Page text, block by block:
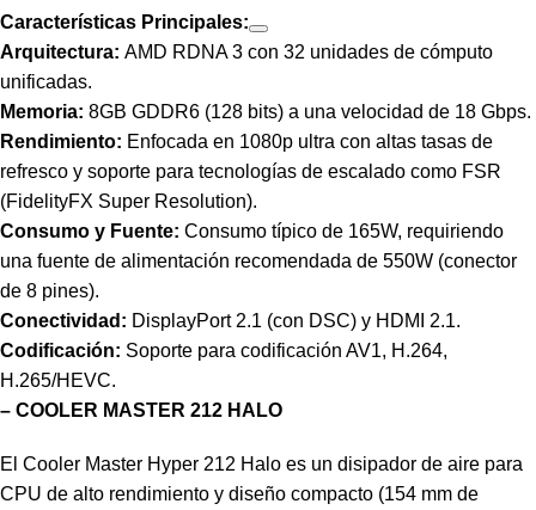
Características Principales:
Arquitectura: AMD RDNA 3 con 32 unidades de cómputo
unificadas.
Memoria: 8GB GDDR6 (128 bits) a una velocidad de 18 Gbps.
Rendimiento: Enfocada en 1080p ultra con altas tasas de
refresco y soporte para tecnologías de escalado como FSR
(FidelityFX Super Resolution).
Consumo y Fuente: Consumo típico de 165W, requiriendo
una fuente de alimentación recomendada de 550W (conector
de 8 pines).
Conectividad: DisplayPort 2.1 (con DSC) y HDMI 2.1.
Codificación: Soporte para codificación AV1, H.264,
H.265/HEVC.
– COOLER MASTER 212 HALO
El Cooler Master Hyper 212 Halo es un disipador de aire para
CPU de alto rendimiento y diseño compacto (154 mm de